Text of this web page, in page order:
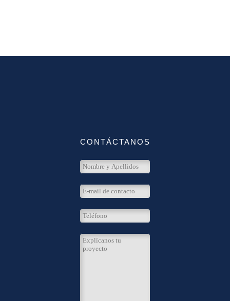
CONTÁCTANOS